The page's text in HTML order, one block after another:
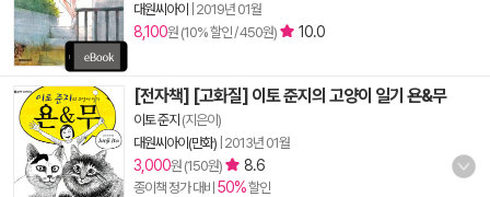
대원씨아이
2019년 01월
8,100원 (10% 할인 / 450원) 10.0
[전자책] [고화질] 이토 준지의 고양이 일기 욘&무
이토 준지 (지은이)
대원씨아이(만화) 2013년 01월
3,000원 (150원) 8.6
종이책 정가 대비 50%할인